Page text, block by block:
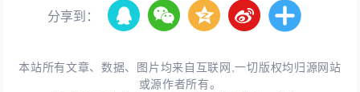
分享到：
本站所有文章、数据、图片均来自互联网,一切版权均归源网站
或源作者所有。